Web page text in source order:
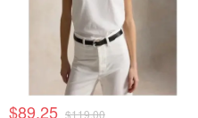
$89.25 $119.00